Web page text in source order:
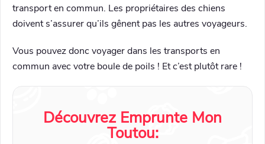
transport en commun. Les propriétaires des chiens
doivent s’assurer qu’ils gênent pas les autres voyageurs.
Vous pouvez donc voyager dans les transports en
commun avec votre boule de poils ! Et c’est plutôt rare !
Découvrez Emprunte Mon
Toutou: